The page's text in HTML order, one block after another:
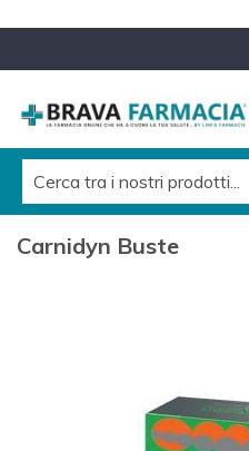
Carnidyn Buste